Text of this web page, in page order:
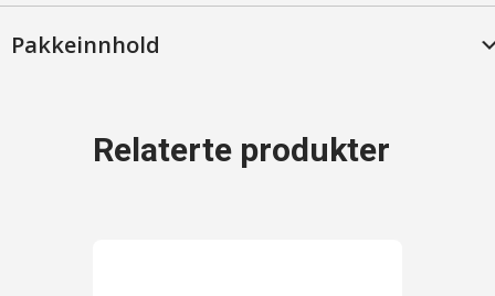
Pakkeinnhold
Relaterte produkter